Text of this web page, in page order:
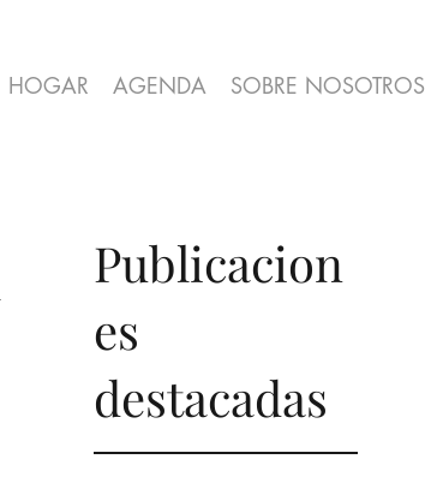
HOGAR AGENDA SOBRE NOSOTROS
Publicacion
es
destacadas